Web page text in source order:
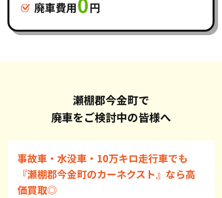
瀬棚郡今金町で
廃車をご検討中の皆様へ
事故車・水没車・10万キロ走行車でも
『瀬棚郡今金町のカーネクスト』なら高
価買取◎